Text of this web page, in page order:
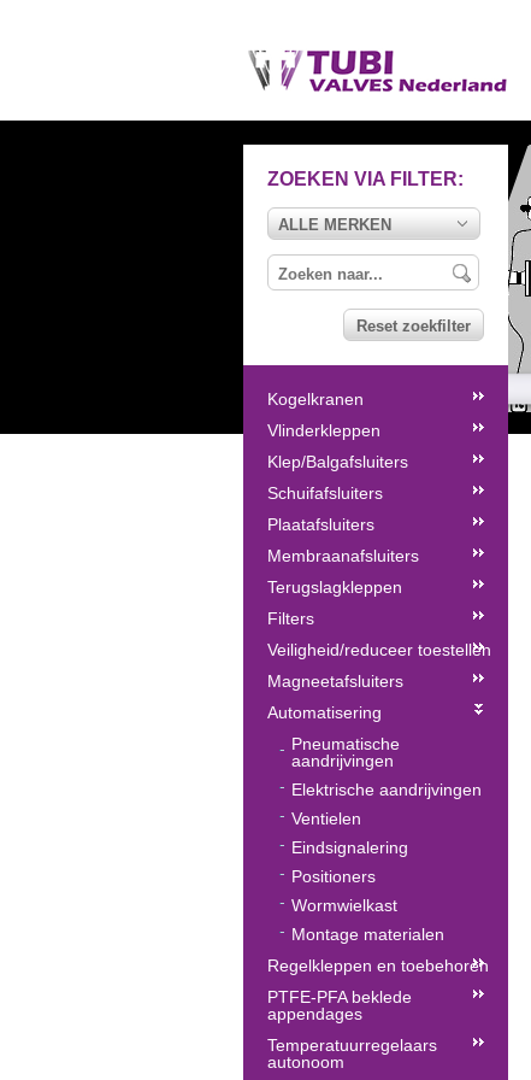
ZOEKEN VIA FILTER:
ALLE MERKEN
Reset zoekfilter
Kogelkranen
Vlinderkleppen
Klep/Balgafsluiters
Schuifafsluiters
Plaatafsluiters
Membraanafsluiters
Terugslagkleppen
Filters
Veiligheid/reduceer toestellen
Magneetafsluiters
Automatisering
Pneumatische
aandrijvingen
Elektrische aandrijvingen
Ventielen
Eindsignalering
Positioners
Wormwielkast
Montage materialen
Regelkleppen en toebehoren
PTFE-PFA beklede
appendages
Temperatuurregelaars
autonoom